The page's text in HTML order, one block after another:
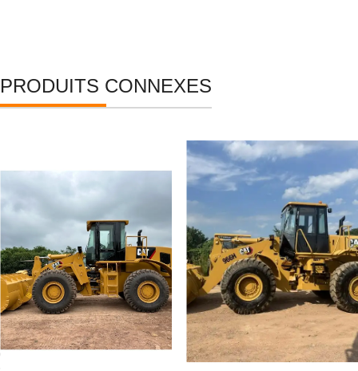
PRODUITS CONNEXES
Chargeuse sur pneus CAT
950G d'occasion, neuve et
d'origine japonaise (réf.
Chargeur sur pneus
Caterpillar 966H
d'occasion